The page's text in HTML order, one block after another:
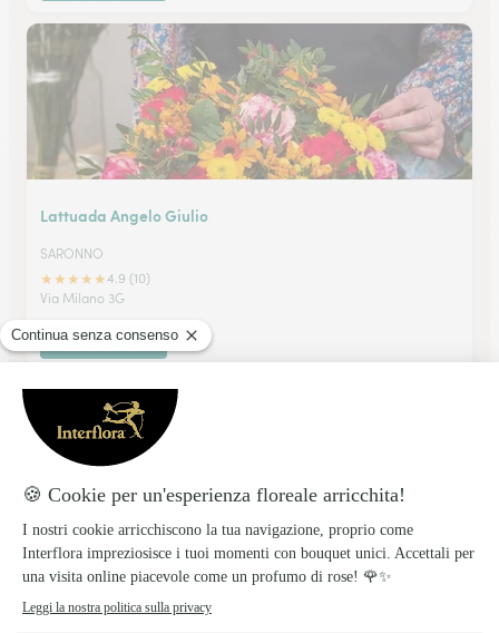
Lattuada Angelo Giulio
SARONNO
★★★★★4.9 (10)
Via Milano 3G
Vedi il negozio
Di Santo Davide Marco
MAGENTA